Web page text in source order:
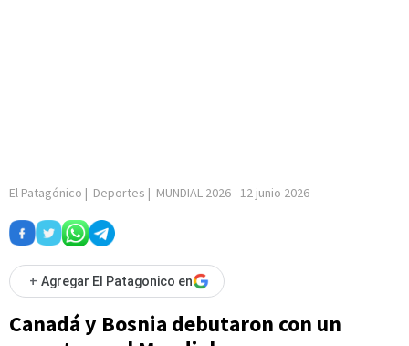
El Patagónico | Deportes | MUNDIAL 2026- 12 junio 2026
+ Agregar El Patagonico en
Canadá y Bosnia debutaron con un